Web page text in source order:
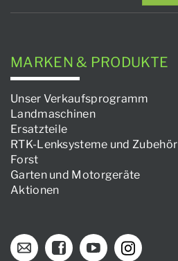
MARKEN & PRODUKTE
Unser Verkaufsprogramm
Landmaschinen
Ersatzteile
RTK-Lenksysteme und Zubehör
Forst
Garten und Motorgeräte
Aktionen